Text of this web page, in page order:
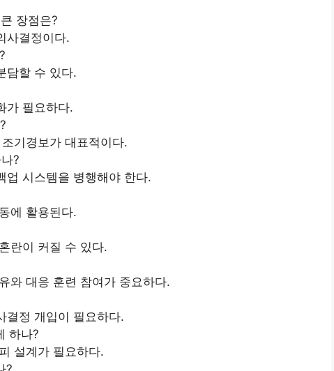
장점은?
사결정이다.
담할 수 있다.
가 필요하다.
기경보가 대표적이다.
?
업 시스템을 병행해야 한다.
에 활용된다.
란이 커질 수 있다.
와 대응 훈련 참여가 중요하다.
결정 개입이 필요하다.
하나?
설계가 필요하다.